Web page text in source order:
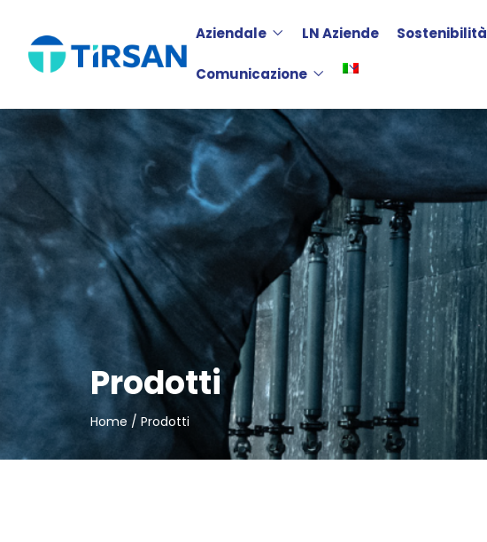
Aziendale LN Aziende Sostenibilità
Comunicazione
Prodotti
Home / Prodotti